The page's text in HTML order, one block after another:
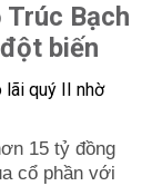
Trúc Bạch
biến
15 tỷ đồng
cổ phần với